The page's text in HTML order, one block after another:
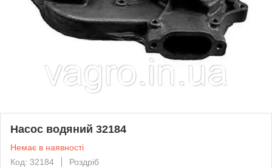
Насос водяний 32184
Немає в наявності
Код: 32184
Роздріб